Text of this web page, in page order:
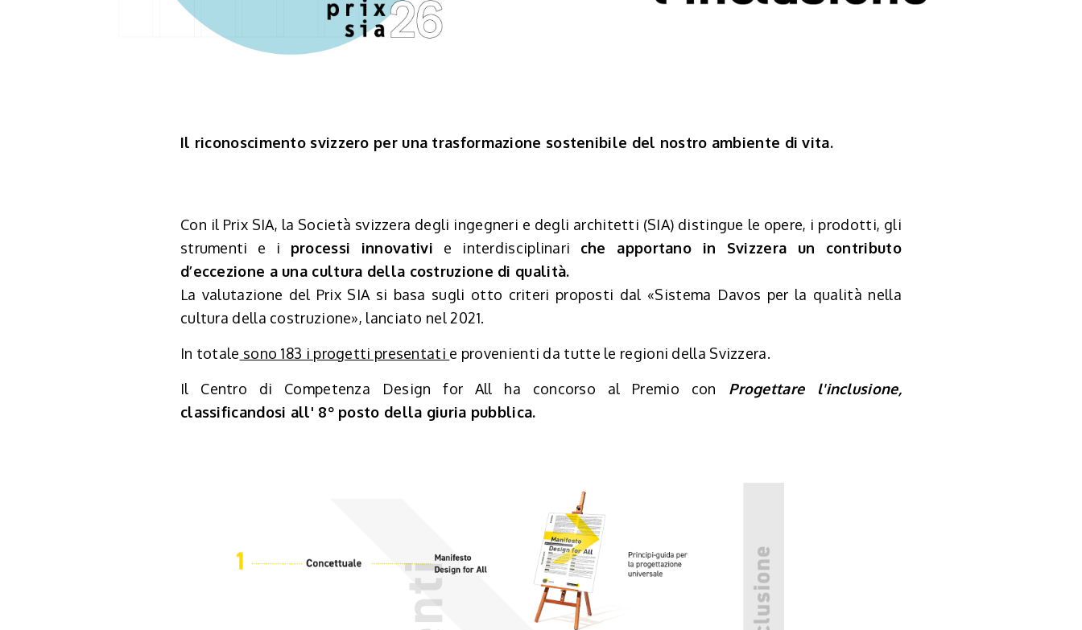
Il riconoscimento svizzero per una trasformazione sostenibile del nostro ambiente di vita.
Con il Prix SIA, la Società svizzera degli ingegneri e degli architetti (SIA) distingue le opere, i prodotti, gli
strumenti e i processi innovativi e interdisciplinari che apportano in Svizzera un contributo
d’eccezione a una cultura della costruzione di qualità.
La valutazione del Prix SIA si basa sugli otto criteri proposti dal «Sistema Davos per la qualità nella
cultura della costruzione», lanciato nel 2021.
In totale sono 183 i progetti presentati e provenienti da tutte le regioni della Svizzera.
Il Centro di Competenza Design for All ha concorso al Premio con
Progettare l'inclusione,
classificandosi all' 8ºposto della giuria pubblica.